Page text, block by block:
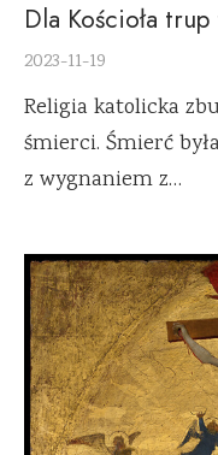
Dla Kościoła
2023-11-19
Religia katolicka
śmierci. Śmierć
z wygnaniem z…